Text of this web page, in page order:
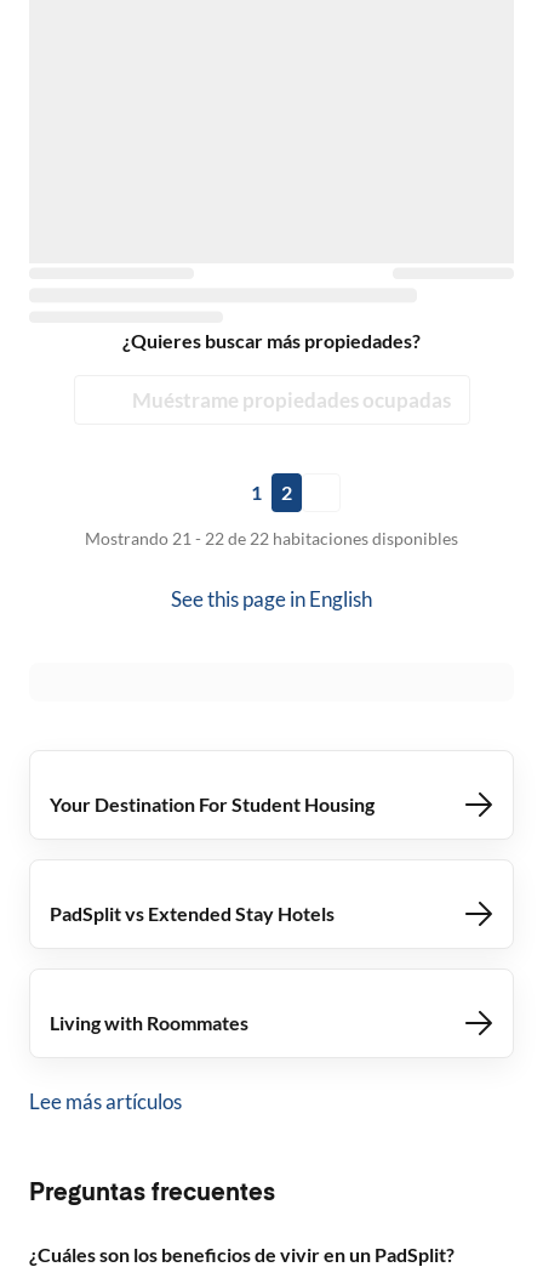
¿Quieres buscar más propiedades?
Muéstrame propiedades ocupadas
1 2
Mostrando 21 - 22 de 22 habitaciones disponibles
See this page inEnglish
Your Destination For Student Housing
PadSplit vs Extended Stay Hotels
Living with Roommates
Lee más artículos
Preguntas frecuentes
¿Cuáles son los beneficios de vivir en un PadSplit?